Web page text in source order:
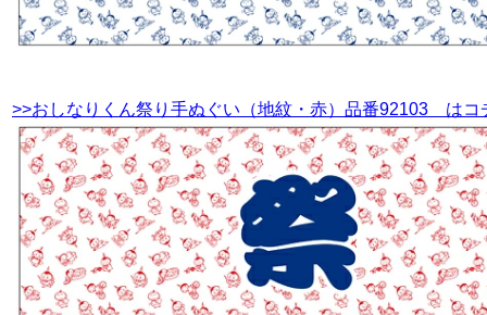
>>おしなりくん祭り手ぬぐい（地紋・赤）品番92103 はコ